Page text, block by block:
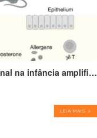
Janela crítica: como a imaturidade hormonal na infância amplifica alergias e programa o futuro do sistema imune
LEIA MAIS >